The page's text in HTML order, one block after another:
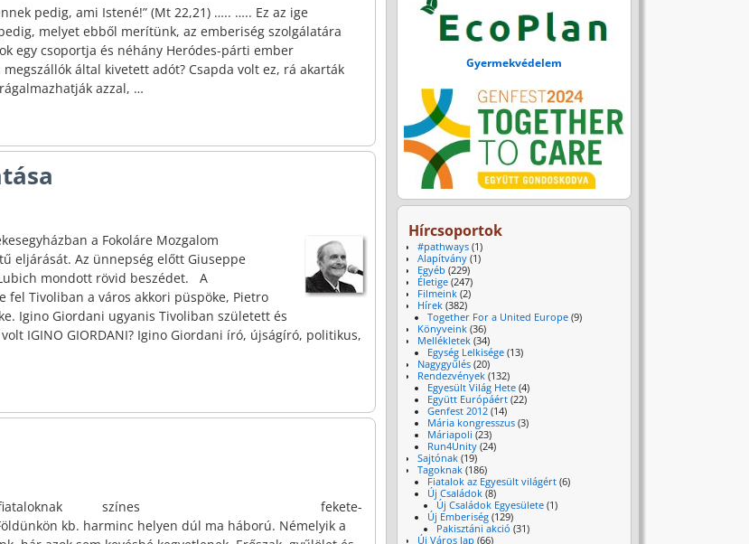
pedig, ami Istené!” (Mt 22,21) ….. ….. Ez az ige
melyet ebből merítünk, az emberiség szolgálatára
egy csoportja és néhány Heródes-párti ember
által kivetett adót? Csapda volt ez, rá akarták
azzal, …
a Fokoláre Mozgalom
eljárását. Az ünnepség előtt Giuseppe
mondott rövid beszédet. A
Tivoliban a város akkori püspöke, Pietro
Igino Giordani ugyanis Tivoliban született és
IGINO GIORDANI? Igino Giordani író, újságíró, politikus,
Rajzos életige fiataloknak színes fekete-
harminc helyen dúl ma háború. Némelyik a
Gyermekvédelem
Hírcsoportok
#pathways (1)
Alapítvány (1)
Egyéb (229)
Életige (247)
Filmeink (2)
Hírek (382)
Together For a United Europe(9)
Könyveink (36)
Mellékletek (34)
Egység Lelkisége(13)
Nagygyűlés (20)
Rendezvények (132)
Egyesült Világ Hete(4)
Együtt Európáért(22)
Genfest 2012(14)
Mária kongresszus(3)
Máriapoli (23)
Run4Unity(24)
Sajtónak (19)
Tagoknak (186)
Fiatalok az Egyesült világért(6)
Új Családok(8)
Új Családok Egyesülete (1)
Új Emberiség(129)
Pakisztáni akció (31)
Új Város lap (66)